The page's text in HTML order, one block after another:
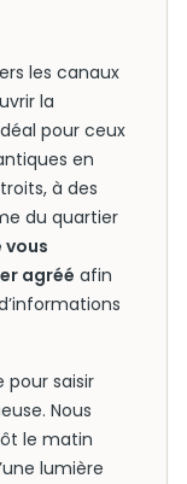
les canaux
la
pour ceux
en
à des
du quartier
vous
agréé afin
saisir
Nous
le matin
lumière